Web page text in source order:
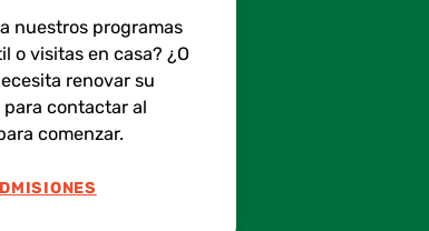
nuestros programas
o visitas en casa? ¿O
renovar su
contactar al
comenzar.